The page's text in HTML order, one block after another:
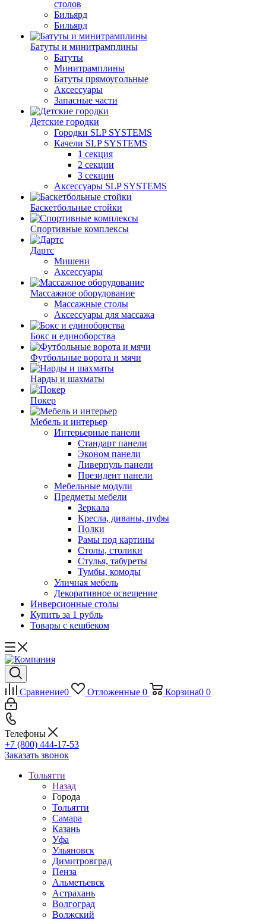
столов
Бильяpд
Бильяpд
Батуты и минитрамплины
Батуты
Минитрамплины
Батуты прямоугольные
Аксессуары
Запасные части
Детские городки
Городки SLP SYSTEMS
Качели SLP SYSTEMS
1 секция
2 секции
3 секции
Аксессуары SLP SYSTEMS
Баскетбольные стойки
Спортивные комплексы
Дартс
Мишени
Аксессуары
Массажное оборудование
Массажные столы
Аксессуары для массажа
Бокс и единоборства
Футбольные ворота и мячи
Нарды и шахматы
Покер
Мебель и интерьер
Интерьерные панели
Стандарт панели
Эконом панели
Ливерпуль панели
Президент панели
Мебельные модули
Предметы мебели
Зеркала
Кресла, диваны, пуфы
Полки
Рамы под картины
Столы, столики
Стулья, табуреты
Тумбы, комоды
Уличная мебель
Декоративное освещение
Инверсионные столы
Купить за 1 рубль
Товары с кешбеком
Сравнение0 Отложенные 0 Корзина0 0
Телефоны
+7 (800) 444-17-53
Заказать звонок
Тольятти
Назад
Города
Тольятти
Самара
Казань
Уфа
Ульяновск
Димитровград
Пенза
Альметьевск
Астрахань
Волгоград
Волжский